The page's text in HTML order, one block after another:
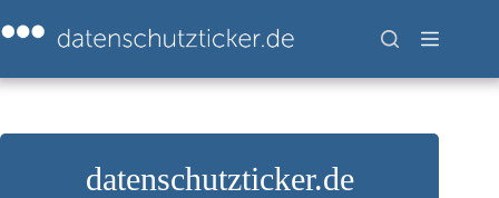
Inhalt
springen
datenschutzticker.de